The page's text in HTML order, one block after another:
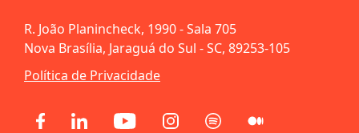
R. João Planincheck, 1990 - Sala 705
Nova Brasília, Jaraguá do Sul - SC, 89253-105
Política de Privacidade